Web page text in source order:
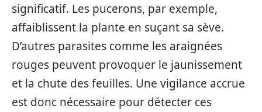
significatif. Les pucerons, par exemple,
affaiblissent la plante en suçant sa sève.
D’autres parasites comme les araignées
rouges peuvent provoquer le jaunissement
et la chute des feuilles. Une vigilance accrue
est donc nécessaire pour détecter ces